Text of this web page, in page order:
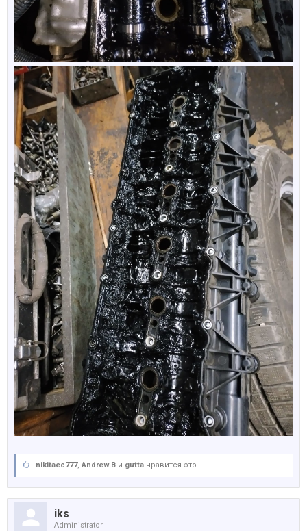
nikitaec777,Andrew.B и gutta нравится это.
iks
Administrator